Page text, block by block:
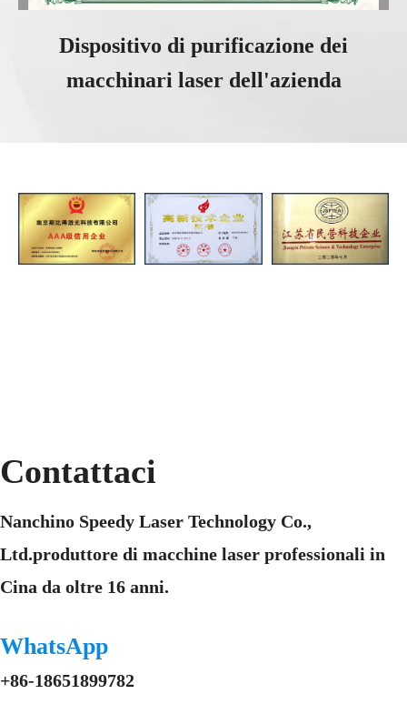
Dispositivo di purificazione dei
macchinari laser dell'azienda
Contattaci
Nanchino Speedy Laser Technology Co.,
Ltd.produttore di macchine laser professionali in
Cina da oltre 16 anni.
WhatsApp
+86-18651899782